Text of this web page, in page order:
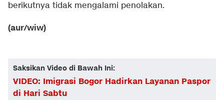
berikutnya tidak mengalami penolakan.
(aur/wiw)
Saksikan Video di Bawah Ini:
VIDEO: Imigrasi Bogor Hadirkan Layanan Paspor
di Hari Sabtu